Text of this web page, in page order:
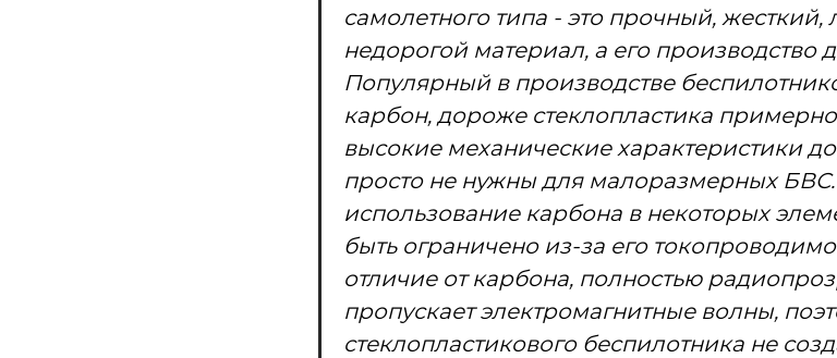
самолетного типа - это прочный, жесткий,
недорогой материал, а его производство
Популярный в производстве
карбон, дороже стеклопластика
высокие механические характеристики
просто не нужны для малоразмерных БВС.
использование карбона в некоторых
быть ограничено из-за его
отличие от карбона, полностью
пропускает электромагнитные волны,
стеклопластикового беспилотника не